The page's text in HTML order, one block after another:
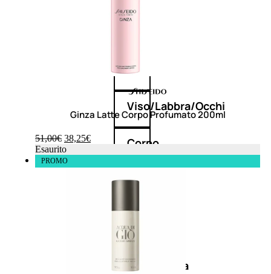
nature
Viso/Labbra/Occhi
Corpo
Mani
Bagno
Detergenza
Ginza Latte Corpo Profumato 200ml
51,00€ 38,25€
Esaurito
PROMO